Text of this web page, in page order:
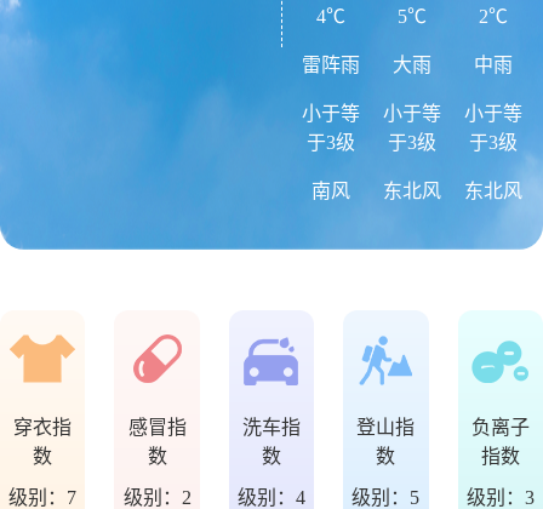
4℃
雷阵雨
小于等
于3级
南风
5℃
大雨
小于等
于3级
东北风
2℃
中雨
小于等
于3级
东北风
穿衣指
数
级别： 7
感冒指
数
级别： 2
洗车指
数
级别： 4
登山指
数
级别： 5
负离子
指数
级别： 3